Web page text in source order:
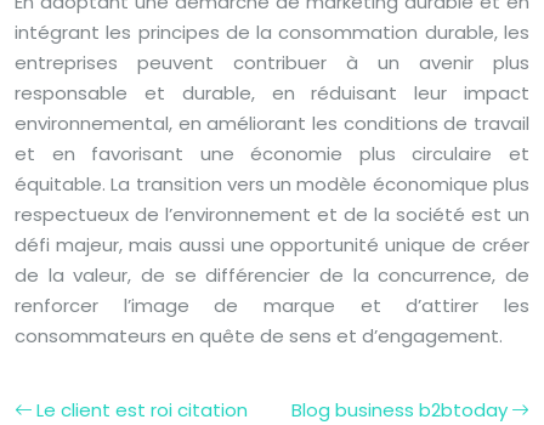
intégrant les principes de la consommation durable, les
entreprises peuvent contribuer à un avenir plus
responsable et durable, en réduisant leur impact
environnemental, en améliorant les conditions de travail
et en favorisant une économie plus circulaire et
équitable. La transition vers un modèle économique plus
respectueux de l’environnement et de la société est un
défi majeur, mais aussi une opportunité unique de créer
de la valeur, de se différencier de la concurrence, de
renforcer l’image de marque et d’attirer les
consommateurs en quête de sens et d’engagement.
Le client est roi citation
Blog business b2btoday